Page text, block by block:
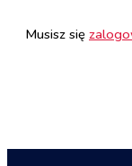
Musisz się